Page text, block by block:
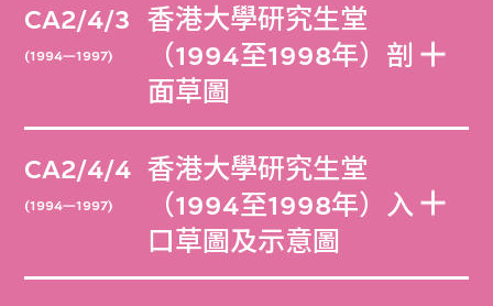
CA2/4/3
(1994—1997)
香港大學研究生堂
（1994至1998年）剖
面草圖
CA2/4/4
(1994—1997)
香港大學研究生堂
（1994至1998年）入
口草圖及示意圖